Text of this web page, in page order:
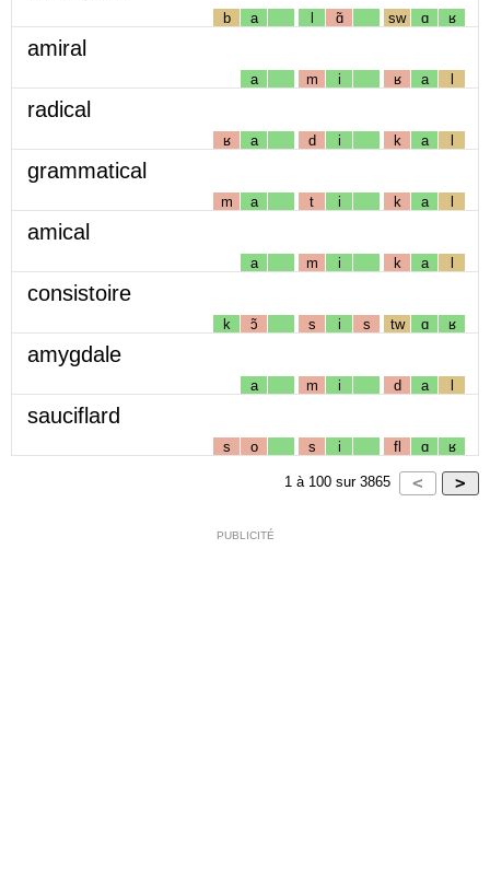
b a l ɑ̃ sw ɑ ʁ
amiral
a m i ʁ a l
radical
ʁ a d i k a l
grammatical
m a t i k a l
amical
a m i k a l
consistoire
k ɔ̃ s i s tw ɑ ʁ
amygdale
a m i d a l
sauciflard
s o s i fl ɑ ʁ
1 à 100 sur 3865
PUBLICITÉ